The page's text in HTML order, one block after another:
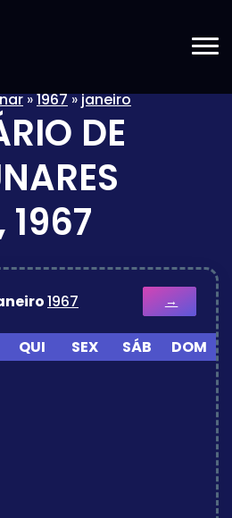
»1967»janeiro
DE
1967
1967 →
QUI SEX SÁB DOM